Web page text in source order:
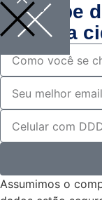
Participe
por uma
Assumimos o